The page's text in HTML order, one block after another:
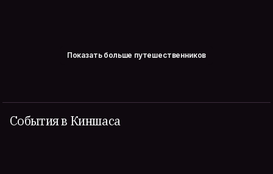
Показать больше путешественников
События в Киншаса